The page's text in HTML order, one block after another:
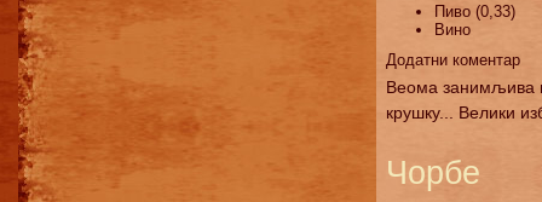
Пиво (0,33)
Вино
Додатни коментар
Веома занимљива
крушку... Велики
Чорбе